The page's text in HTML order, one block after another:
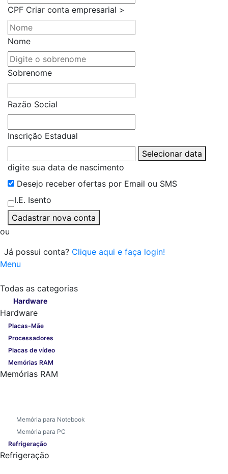
CPF Criar conta empresarial >
Nome
Sobrenome
Razão Social
Inscrição Estadual
Selecionar data
digite sua data de nascimento
Desejo receber ofertas por Email ou SMS
I.E. Isento
Cadastrar nova conta
ou
Já possui conta? Clique aqui e faça login!
Menu
Todas as categorias
Hardware
Hardware
Placas-Mãe
Processadores
Placas de vídeo
Memórias RAM
Memórias RAM
Memória para Notebook
Memória para PC
Refrigeração
Refrigeração